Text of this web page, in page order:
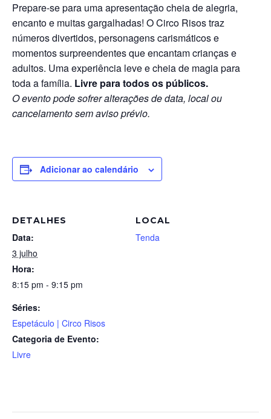
Prepare-se para uma apresentação cheia de alegria,
encanto e muitas gargalhadas! O Circo Risos traz
números divertidos, personagens carismáticos e
momentos surpreendentes que encantam crianças e
adultos. Uma experiência leve e cheia de magia para
toda a família. Livre para todos os públicos.
O evento pode sofrer alterações de data, local ou
cancelamento sem aviso prévio.
Adicionar ao calendário
DETALHES
Data:
3 julho
Hora:
8:15 pm - 9:15 pm
Séries:
Espetáculo | Circo Risos
Categoria de Evento:
Livre
LOCAL
Tenda